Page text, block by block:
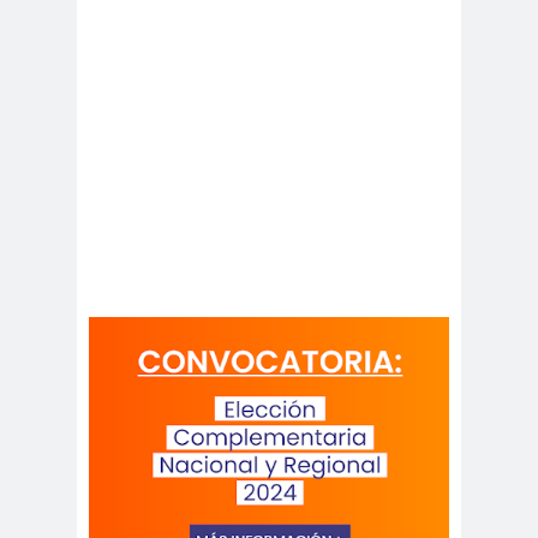
Extraordinaria
Asamblea por el
Pacto Social
Asociación Abuelas de
asociación de mujeres